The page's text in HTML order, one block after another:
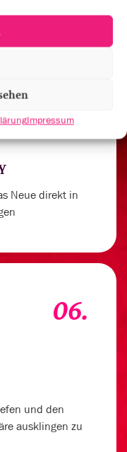
Impressum
Neue direkt in
06.
und den
ausklingen zu